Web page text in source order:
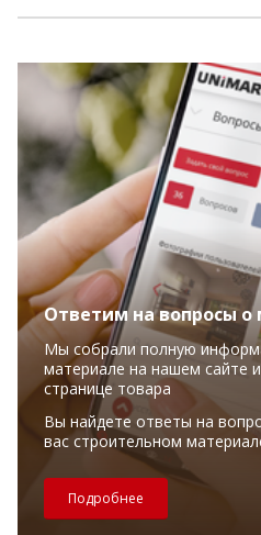
Ответим на вопросы о
Мы собрали полную
материале на нашем сайте
странице товара
Вы найдете ответы на
вас строительном
Подробнее